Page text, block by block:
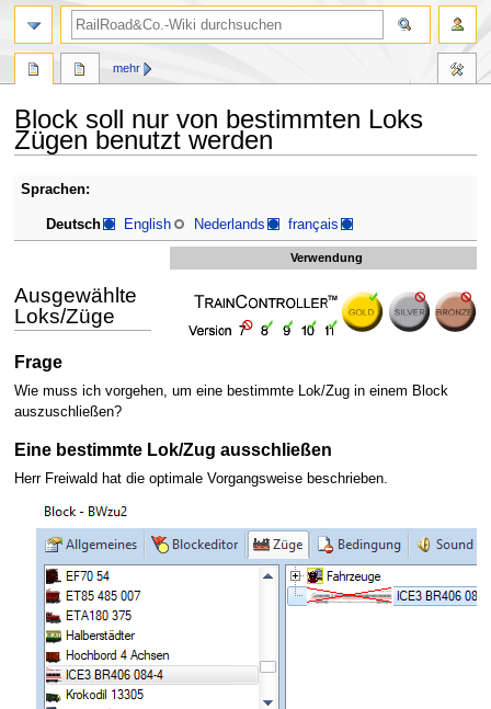
Block soll nur von bestimmten Loks
Zügen benutzt werden
Zur
springen
Zur
springen
Sprachen:
Deutsch English Nederlands français
Verwendung
Ausgewählte
Loks/Züge
Frage
Wie muss ich vorgehen, um eine bestimmte Lok/Zug in einem Block
auszuschließen?
Eine bestimmte Lok/Zug ausschließen
Herr Freiwald hat die optimale Vorgangsweise beschrieben.
mehr
Suche